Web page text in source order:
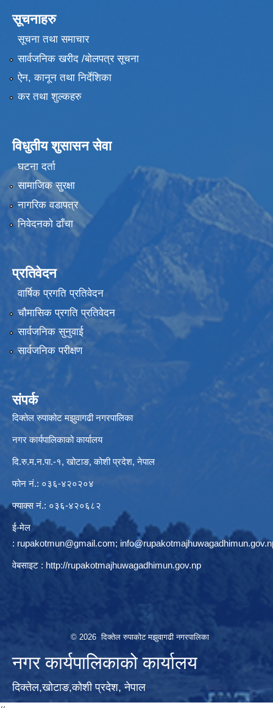
सूचनाहरु
सूचना तथा समाचार
सार्वजनिक खरीद /बोलपत्र सूचना
ऐन, कानून तथा निर्देशिका
कर तथा शुल्कहरु
विधुतीय शुसासन सेवा
घटना दर्ता
सामाजिक सुरक्षा
नागरिक वडापत्र
निवेदनको ढाँचा
प्रतिवेदन
वार्षिक प्रगति प्रतिवेदन
चौमासिक प्रगति प्रतिवेदन
सार्वजनिक सुनुवाई
सार्वजनिक परीक्षण
संपर्क
दिक्तेल रुपाकोट मझुवागढी नगरपालिका
नगर कार्यपालिकाको कार्यालय
दि.रु.म.न.पा.-१, खोटाङ, कोशी प्रदेश, नेपाल
फोन नं.: ०३६-४२०२०४
फ्याक्स नं.: ०३६-४२०६८२
ई-मेल
: rupakotmun@gmail.com;
वेबसाइट : http://rupakotmajhuwagadhimun.gov.np
© 2026 दिक्तेल रुपाकोट मझुवागढी नगरपालिका
नगर कार्यपालिकाको कार्यालय
दिक्तेल,खोटाङ,कोशी प्रदेश, नेपाल